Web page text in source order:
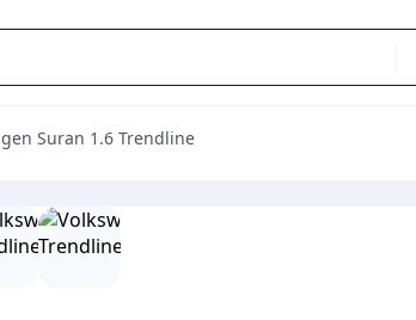
Suran 1.6 Trendline